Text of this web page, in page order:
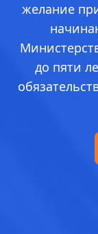
желание
до пяти